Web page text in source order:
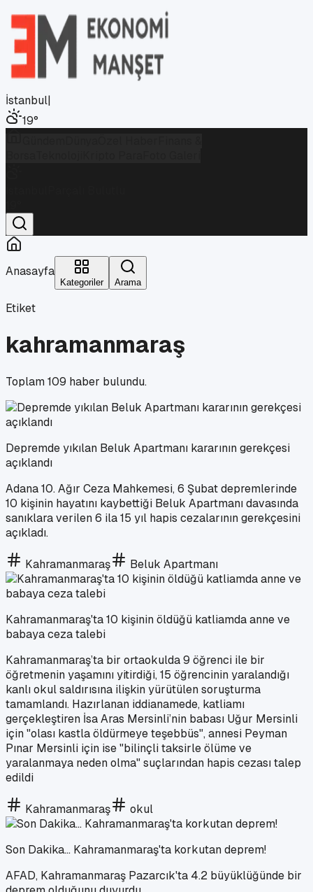
İstanbul|
19°
Anasayfa
Kategoriler Arama
Etiket
kahramanmaraş
Toplam109 haber bulundu.
Depremde yıkılan Beluk Apartmanı kararının gerekçesi
açıklandı
Adana 10. Ağır Ceza Mahkemesi, 6 Şubat depremlerinde
10 kişinin hayatını kaybettiği Beluk Apartmanı davasında
sanıklara verilen 6 ila 15 yıl hapis cezalarının gerekçesini
açıkladı.
Kahramanmaraş Beluk Apartmanı
Kahramanmaraş'ta 10 kişinin öldüğü katliamda anne ve
babaya ceza talebi
Kahramanmaraş’ta bir ortaokulda 9 öğrenci ile bir
öğretmenin yaşamını yitirdiği, 15 öğrencinin yaralandığı
kanlı okul saldırısına ilişkin yürütülen soruşturma
tamamlandı. Hazırlanan iddianamede, katliamı
gerçekleştiren İsa Aras Mersinli’nin babası Uğur Mersinli
için "olası kastla öldürmeye teşebbüs", annesi Peyman
Pınar Mersinli için ise "bilinçli taksirle ölüme ve
yaralanmaya neden olma" suçlarından hapis cezası talep
edildi
Kahramanmaraş okul
Son Dakika... Kahramanmaraş'ta korkutan deprem!
AFAD, Kahramanmaraş Pazarcık'ta 4.2 büyüklüğünde bir